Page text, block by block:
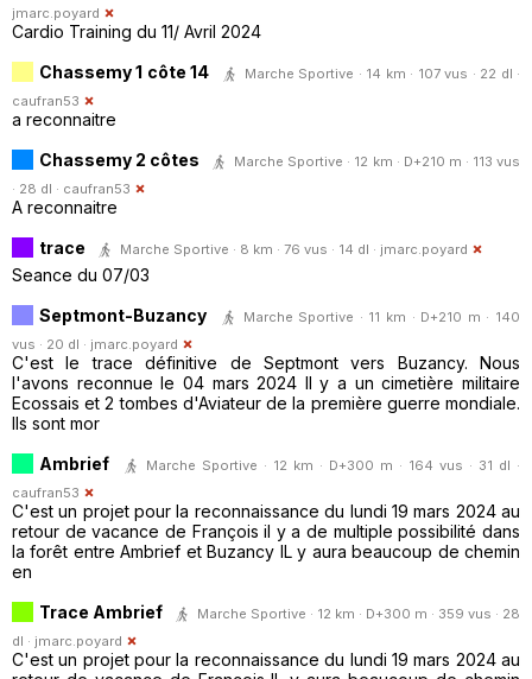
jmarc.poyard
Cardio Training du 11/ Avril 2024
Chassemy 1 côte 14
Marche Sportive · 14 km · 107 vus · 22 dl ·
caufran53
a reconnaitre
Chassemy 2 côtes
Marche Sportive · 12 km · D+210 m · 113 vus
· 28 dl · caufran53
A reconnaitre
trace
Marche Sportive · 8 km · 76 vus · 14 dl · jmarc.poyard
Seance du 07/03
Septmont-Buzancy
Marche Sportive · 11 km · D+210 m · 140
vus · 20 dl · jmarc.poyard
C'est le trace définitive de Septmont vers Buzancy. Nous
l'avons reconnue le 04 mars 2024 Il y a un cimetière militaire
Ecossais et 2 tombes d'Aviateur de la première guerre mondiale.
Ils sont mor
Ambrief
Marche Sportive · 12 km · D+300 m · 164 vus · 31 dl ·
caufran53
C'est un projet pour la reconnaissance du lundi 19 mars 2024 au
retour de vacance de François il y a de multiple possibilité dans
la forêt entre Ambrief et Buzancy IL y aura beaucoup de chemin
en
Trace Ambrief
Marche Sportive · 12 km · D+300 m · 359 vus · 28
dl · jmarc.poyard
C'est un projet pour la reconnaissance du lundi 19 mars 2024 au